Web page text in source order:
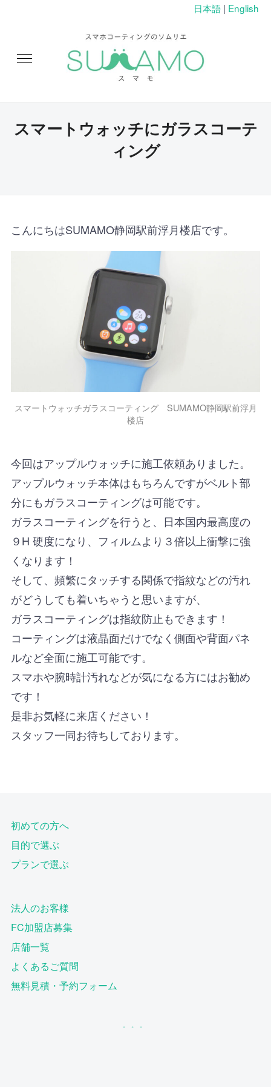
日本語 | English
スマートウォッチにガラスコーテ
ィング
こんにちはSUMAMO静岡駅前浮月楼店です。
スマートウォッチガラスコーティング SUMAMO静岡駅前浮月
楼店
今回はアップルウォッチに施工依頼ありました。
アップルウォッチ本体はもちろんですがベルト部
分にもガラスコーティングは可能です。
ガラスコーティングを行うと、日本国内最高度の
９H 硬度になり、フィルムより３倍以上衝撃に強
くなります！
そして、頻繁にタッチする関係で指紋などの汚れ
がどうしても着いちゃうと思いますが、
ガラスコーティングは指紋防止もできます！
コーティングは液晶面だけでなく側面や背面パネ
ルなど全面に施工可能です。
スマホや腕時計汚れなどが気になる方にはお勧め
です！
是非お気軽に来店ください！
スタッフ一同お待ちしております。
初めての方へ
目的で選ぶ
プランで選ぶ
法人のお客様
FC加盟店募集
店舗一覧
よくあるご質問
無料見積・予約フォーム